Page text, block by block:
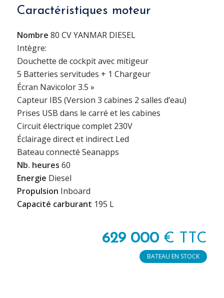
Caractéristiques moteur
Nombre 80 CV YANMAR DIESEL
Intègre:
Douchette de cockpit avec mitigeur
5 Batteries servitudes + 1 Chargeur
Écran Navicolor 3.5 »
Capteur IBS (Version 3 cabines 2 salles d’eau)
Prises USB dans le carré et les cabines
Circuit électrique complet 230V
Éclairage direct et indirect Led
Bateau connecté Seanapps
Nb. heures 60
Energie Diesel
Propulsion Inboard
Capacité carburant 195 L
629 000 € TTC
BATEAU EN STOCK